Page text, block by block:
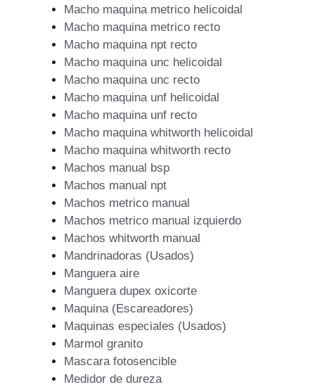
Macho maquina metrico helicoidal
Macho maquina metrico recto
Macho maquina npt recto
Macho maquina unc helicoidal
Macho maquina unc recto
Macho maquina unf helicoidal
Macho maquina unf recto
Macho maquina whitworth helicoidal
Macho maquina whitworth recto
Machos manual bsp
Machos manual npt
Machos metrico manual
Machos metrico manual izquierdo
Machos whitworth manual
Mandrinadoras (Usados)
Manguera aire
Manguera dupex oxicorte
Maquina (Escareadores)
Maquinas especiales (Usados)
Marmol granito
Mascara fotosencible
Medidor de dureza